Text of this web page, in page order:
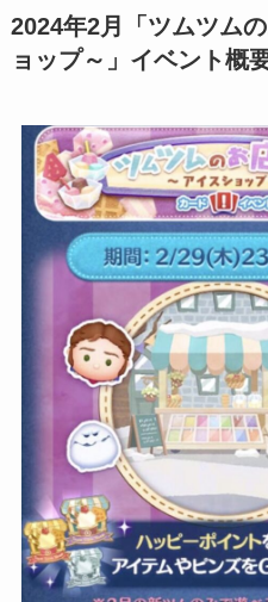
2024年2月「ツムツム
ョップ～」イベント概